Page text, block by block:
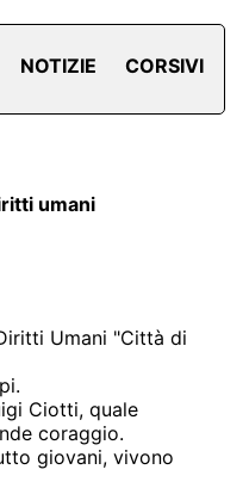
NOTIZIE CORSIVI
umani
Umani "Città di
Ciotti, quale
coraggio.
giovani, vivono